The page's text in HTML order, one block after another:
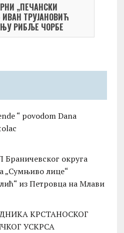
„ПЕЧАНСКИ
ТРУЈАНОВИЋ
РИБЉЕ ЧОРБЕ
“ povodom Dana
округа
„Сумњиво лице“
из Петровца на Млави
КРСТАНОСКОГ
УСКРСА